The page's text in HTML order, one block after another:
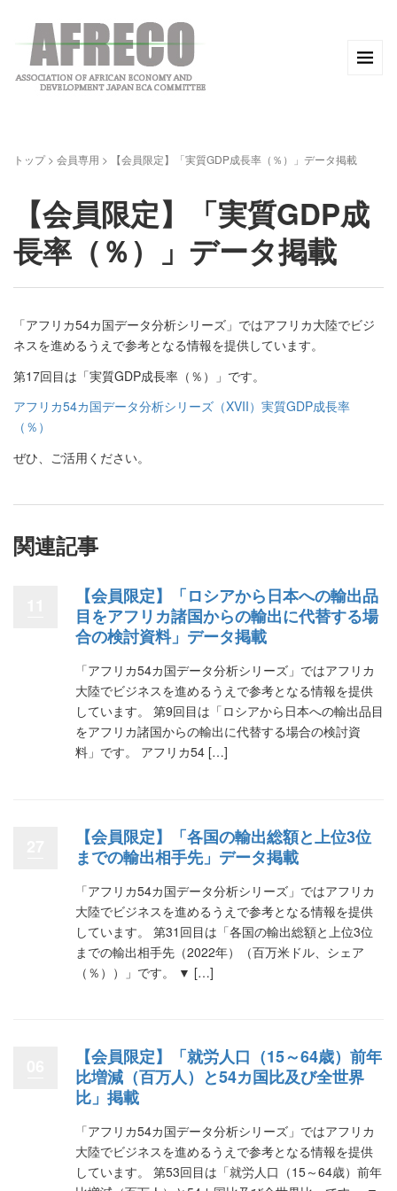
トップ> 会員専用 > 【会員限定】「実質GDP成長率（％）」データ掲載
【会員限定】「実質GDP成
長率（％）」データ掲載
「アフリカ54カ国データ分析シリーズ」ではアフリカ大陸でビジ
ネスを進めるうえで参考となる情報を提供しています。
第17回目は「実質GDP成長率（％）」です。
アフリカ54カ国データ分析シリーズ（XVII）実質GDP成長率
（％）
ぜひ、ご活用ください。
関連記事
【会員限定】「ロシアから日本への輸出品
目をアフリカ諸国からの輸出に代替する場
合の検討資料」データ掲載
「アフリカ54カ国データ分析シリーズ」ではアフリカ
大陸でビジネスを進めるうえで参考となる情報を提供
しています。 第9回目は「ロシアから日本への輸出品目
をアフリカ諸国からの輸出に代替する場合の検討資
料」です。 アフリカ54 […]
【会員限定】「各国の輸出総額と上位3位
までの輸出相手先」データ掲載
「アフリカ54カ国データ分析シリーズ」ではアフリカ
大陸でビジネスを進めるうえで参考となる情報を提供
しています。 第31回目は「各国の輸出総額と上位3位
までの輸出相手先（2022年）（百万米ドル、シェア
（％））」です。 ▼ […]
【会員限定】「就労人口（15～64歳）前年
比増減（百万人）と54カ国比及び全世界
比」掲載
「アフリカ54カ国データ分析シリーズ」ではアフリカ
大陸でビジネスを進めるうえで参考となる情報を提供
しています。 第53回目は「就労人口（15～64歳）前年